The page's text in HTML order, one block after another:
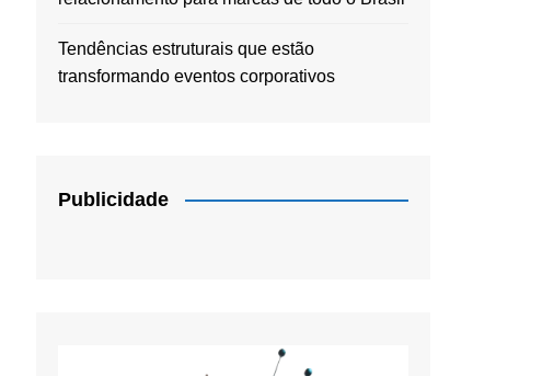
Tendências estruturais que estão
transformando eventos corporativos
Publicidade